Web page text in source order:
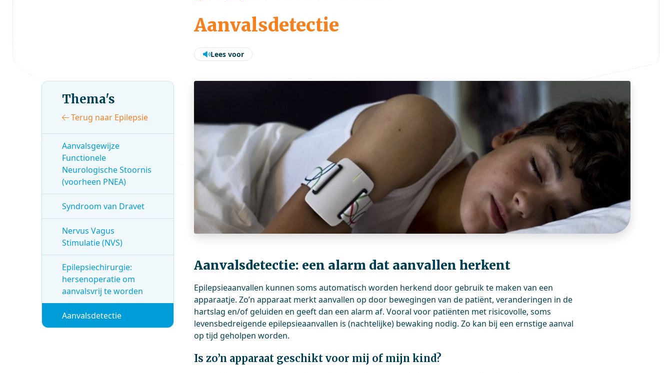
Aanvalsdetectie
Lees voor
Aanvalsdetectie: een alarm dat aanvallen herkent
Epilepsieaanvallen kunnen soms automatisch worden herkend door gebruik te maken van een
apparaatje. Zo’n apparaat merkt aanvallen op door bewegingen van de patiënt, veranderingen in de
hartslag en/of geluiden en geeft dan een alarm af. Vooral voor patiënten met risicovolle, soms
levensbedreigende epilepsieaanvallen is (nachtelijke) bewaking nodig. Zo kan bij een ernstige aanval
op tijd geholpen worden.
Is zo’n apparaat geschikt voor mij of mijn kind?
Thema's
Terug naar Epilepsie
Aanvalsgewijze
Functionele
Neurologische Stoornis
(voorheen PNEA)
Syndroom van Dravet
Nervus Vagus
Stimulatie (NVS)
Epilepsiechirurgie:
hersenoperatie om
aanvalsvrij te worden
Aanvalsdetectie